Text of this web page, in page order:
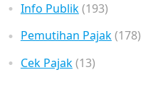
Info Publik(193)
Pemutihan Pajak(178)
Cek Pajak(13)